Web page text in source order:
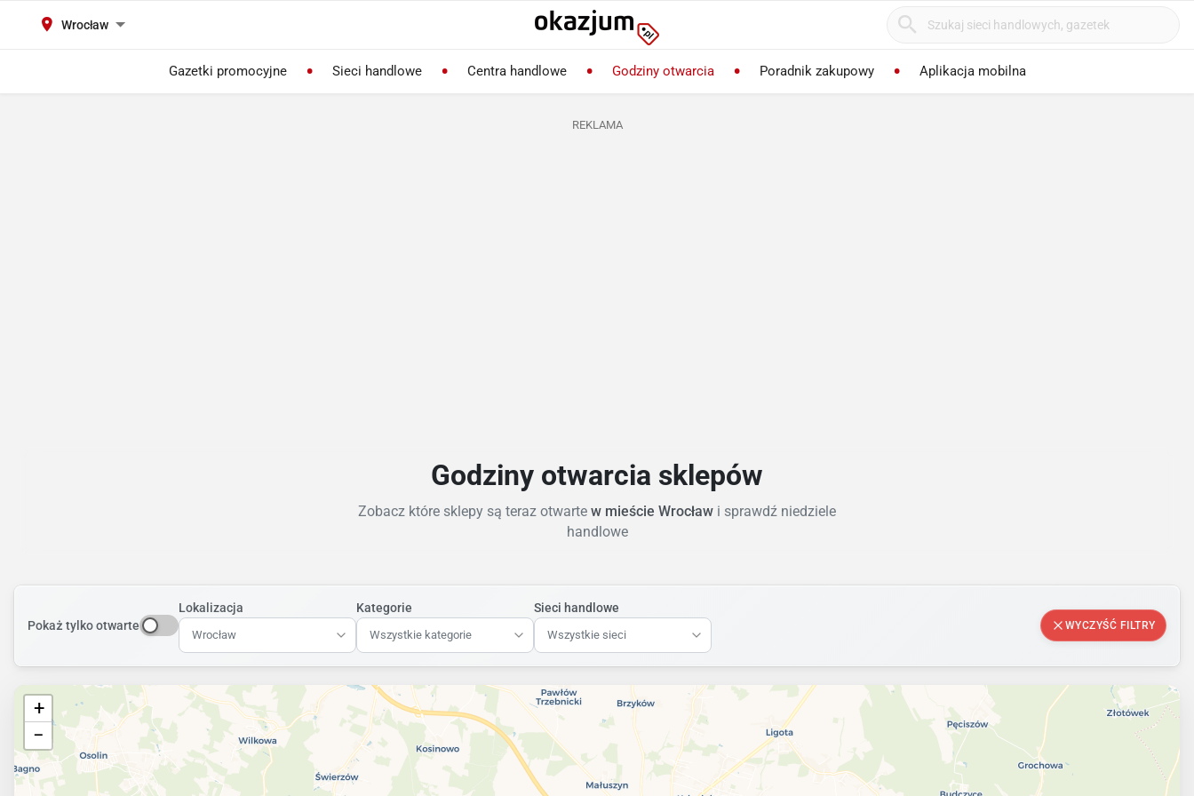
Wrocław
Gazetki promocyjne Sieci handlowe Centra handlowe Godziny otwarcia Poradnik zakupowy Aplikacja mobilna
REKLAMA
Godziny otwarcia sklepów
Zobacz które sklepy są teraz otwarte w mieście Wrocław i sprawdź niedziele
handlowe
Pokaż tylko otwarte
Lokalizacja
Wrocław
Kategorie
Wszystkie kategorie
Sieci handlowe
Wszystkie sieci
WYCZYŚĆ FILTRY
+
−